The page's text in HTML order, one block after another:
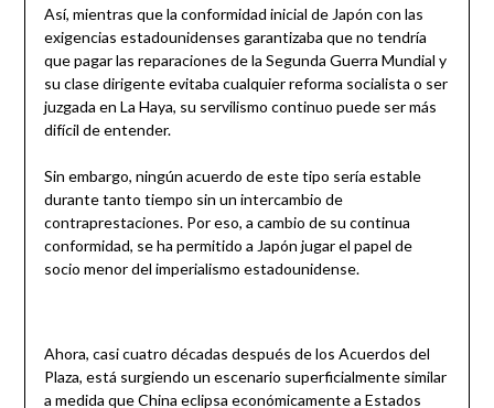
Así, mientras que la conformidad inicial de Japón con las
exigencias estadounidenses garantizaba que no tendría
que pagar las reparaciones de la Segunda Guerra Mundial y
su clase dirigente evitaba cualquier reforma socialista o ser
juzgada en La Haya, su servilismo continuo puede ser más
difícil de entender.
Sin embargo, ningún acuerdo de este tipo sería estable
durante tanto tiempo sin un intercambio de
contraprestaciones. Por eso, a cambio de su continua
conformidad, se ha permitido a Japón jugar el papel de
socio menor del imperialismo estadounidense.
Ahora, casi cuatro décadas después de los Acuerdos del
Plaza, está surgiendo un escenario superficialmente similar
a medida que China eclipsa económicamente a Estados